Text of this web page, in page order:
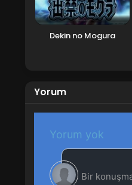
Dekin no Mogura
Yorum